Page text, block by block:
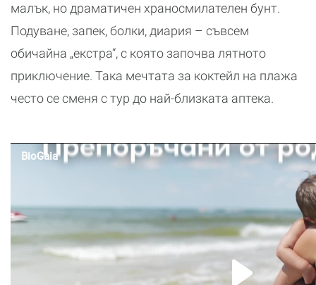
малък, но драматичен храносмилателен бунт.
Подуване, запек, болки, диария – съвсем
обичайна „екстра“, с която започва лятното
приключение. Така мечтата за коктейл на плажа
често се сменя с тур до най-близката аптека.